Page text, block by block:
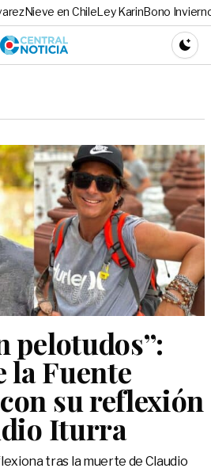
Nieve en ChileLey KarinBono
Central
pelotudos”:
la Fuente
su reflexión
Iturra
tras la muerte de Claudio